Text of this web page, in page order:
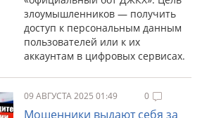
злоумышленников — получить
доступ к персональным данным
пользователей или к их
аккаунтам в цифровых сервисах.
09 АВГУСТА 2025 01:49 0
Мошенники выдают себя за